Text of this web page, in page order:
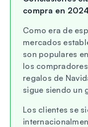
compra en
Como era de
mercados
son populares
los
regalos de
sigue siendo un
Los clientes se